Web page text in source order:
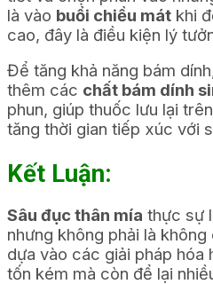
là vào buổi chiều mát khi
cao, đây là điều kiện lý
Để tăng khả năng bám
thêm các chất bám dính
phun, giúp thuốc lưu lại
tăng thời gian tiếp xúc với
Kết Luận:
Sâu đục thân mía thực sự
nhưng không phải là
dựa vào các giải pháp hóa
tốn kém mà còn để lại